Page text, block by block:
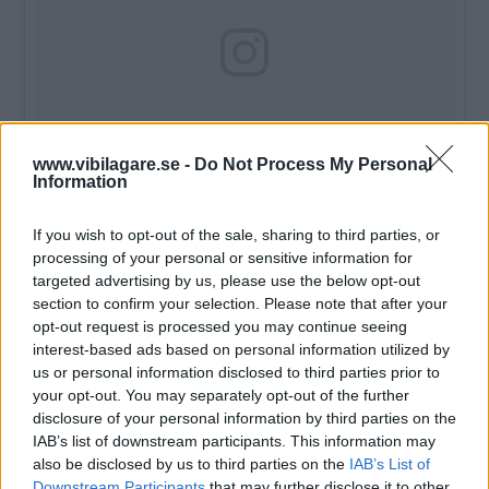
www.vibilagare.se - Do Not Process My Personal
Information
If you wish to opt-out of the sale, sharing to third parties, or
processing of your personal or sensitive information for
targeted advertising by us, please use the below opt-out
section to confirm your selection. Please note that after your
opt-out request is processed you may continue seeing
interest-based ads based on personal information utilized by
us or personal information disclosed to third parties prior to
your opt-out. You may separately opt-out of the further
disclosure of your personal information by third parties on the
IAB’s list of downstream participants. This information may
also be disclosed by us to third parties on the IAB’s List of
Snajsiga sedaner. #bmw 5-serie möter #audi #a6 och
#a6quattro #bmw540 #sedan #test #xdrive
Ett inlägg delat avVi Bilägare(@vibilagare)22 Aug 2018 kl. 3:14 PDT